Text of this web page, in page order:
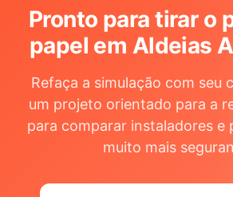
Pronto para tirar o
papel em Aldeias
Refaça a simulação com seu
um projeto orientado para a
para comparar instaladores e
muito mais